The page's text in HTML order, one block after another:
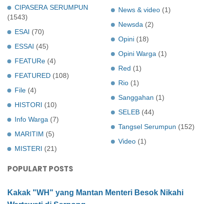
CIPASERA SERUMPUN
(1543)
ESAI (70)
ESSAI (45)
FEATURe (4)
FEATURED (108)
File (4)
HISTORI (10)
Info Warga (7)
MARITIM (5)
MISTERI (21)
News & video (1)
Newsda (2)
Opini (18)
Opini Warga (1)
Red (1)
Rio (1)
Sanggahan (1)
SELEB (44)
Tangsel Serumpun (152)
Video (1)
POPULART POSTS
Kakak "WH" yang Mantan Menteri Besok Nikahi